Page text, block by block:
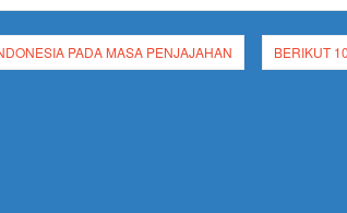
PADA MASA PENJAJAHAN BERIKUT